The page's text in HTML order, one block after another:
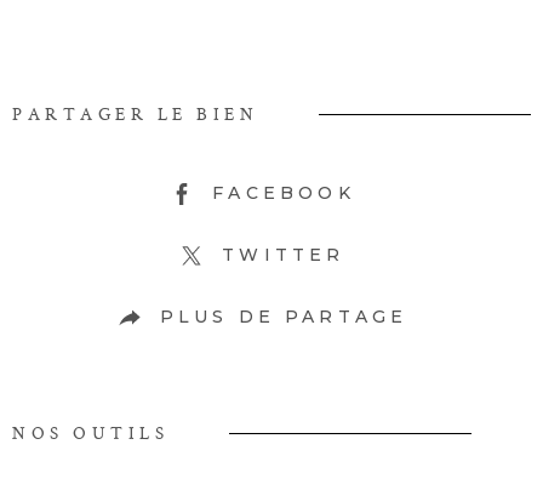
PARTAGER LE BIEN
FACEBOOK
TWITTER
PLUS DE PARTAGE
NOS OUTILS